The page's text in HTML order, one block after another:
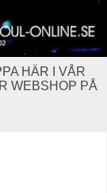
HÄR I VÅR
WEBSHOP PÅ